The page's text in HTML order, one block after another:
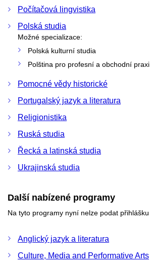
Počítačová lingvistika
Polská studia
Možné specializace:
Polská kulturní studia
Polština pro profesní a obchodní praxi
Pomocné vědy historické
Portugalský jazyk a literatura
Religionistika
Ruská studia
Řecká a latinská studia
Ukrajinská studia
Další nabízené programy
Na tyto programy nyní nelze podat přihlášku
Anglický jazyk a literatura
Culture, Media and Performative Arts